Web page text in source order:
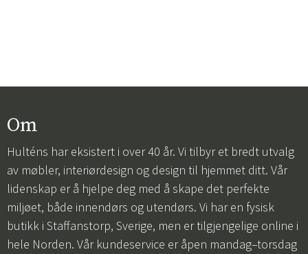
Om
Hulténs har eksistert i over 40 år. Vi tilbyr et bredt utvalg
av møbler, interiørdesign og design til hjemmet ditt. Vår
lidenskap er å hjelpe deg med å skape det perfekte
miljøet, både innendørs og utendørs. Vi har en fysisk
butikk i Staffanstorp, Sverige, men er tilgjengelige online i
hele Norden. Vår kundeservice er åpen mandag–torsdag